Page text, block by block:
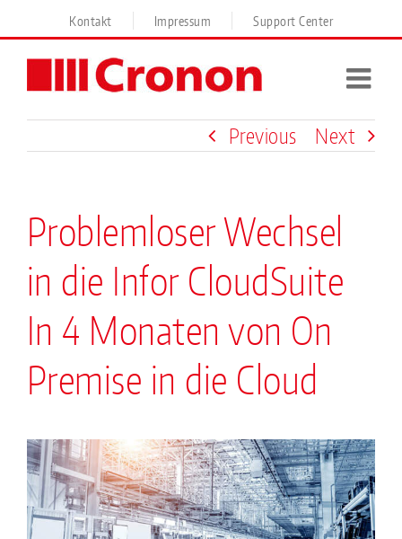
to
Kontakt Impressum Support Center
Previous Next
Problemloser Wechsel
in die Infor CloudSuite
In 4 Monaten von On
Premise in die Cloud